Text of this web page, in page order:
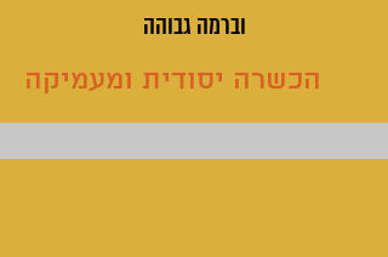
וברמה גבוהה
הכשרה יסודית ומעמיקה